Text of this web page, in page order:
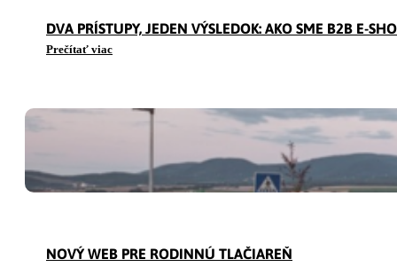
DVA PRÍSTUPY, JEDEN VÝSLEDOK: AKO SME B2B E-
Prečítať viac
AKO SME CEZ E-MAIL MARKETING A LEAD MAGNET
NOVÝ WEB PRE RODINNÚ TLAČIAREŇ